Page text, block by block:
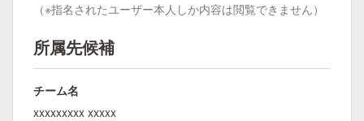
（※指名されたユーザー本人しか内容は閲覧できません）
所属先候補
チーム名
xxxxxxxxx xxxxx